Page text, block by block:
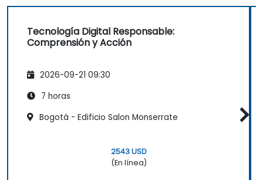
Tecnología Digital Responsable:
Comprensión y Acción
2026-09-21 09:30
7 horas
Bogotá - Edificio Salon Monserrate
2543 USD
(En línea)